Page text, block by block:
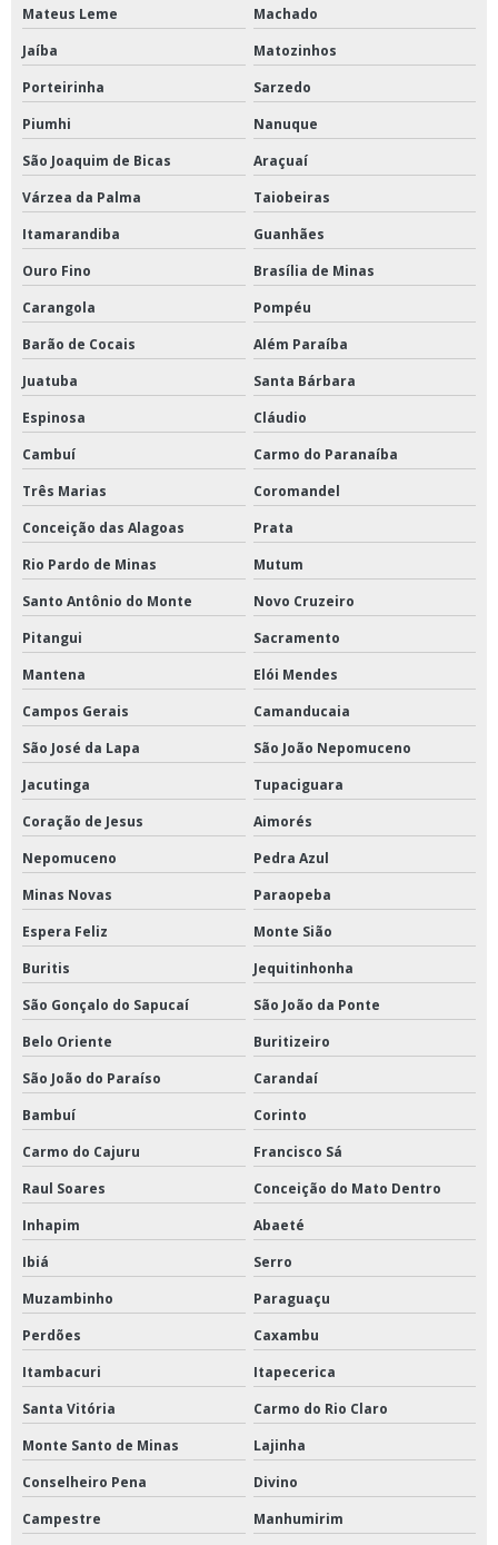
Mateus Leme
Machado
Jaíba
Matozinhos
Porteirinha
Sarzedo
Piumhi
Nanuque
São Joaquim de Bicas
Araçuaí
Várzea da Palma
Taiobeiras
Itamarandiba
Guanhães
Ouro Fino
Brasília de Minas
Carangola
Pompéu
Barão de Cocais
Além Paraíba
Juatuba
Santa Bárbara
Espinosa
Cláudio
Cambuí
Carmo do Paranaíba
Três Marias
Coromandel
Conceição das Alagoas
Prata
Rio Pardo de Minas
Mutum
Santo Antônio do Monte
Novo Cruzeiro
Pitangui
Sacramento
Mantena
Elói Mendes
Campos Gerais
Camanducaia
São José da Lapa
São João Nepomuceno
Jacutinga
Tupaciguara
Coração de Jesus
Aimorés
Nepomuceno
Pedra Azul
Minas Novas
Paraopeba
Espera Feliz
Monte Sião
Buritis
Jequitinhonha
São Gonçalo do Sapucaí
São João da Ponte
Belo Oriente
Buritizeiro
São João do Paraíso
Carandaí
Bambuí
Corinto
Carmo do Cajuru
Francisco Sá
Raul Soares
Conceição do Mato Dentro
Inhapim
Abaeté
Ibiá
Serro
Muzambinho
Paraguaçu
Perdões
Caxambu
Itambacuri
Itapecerica
Santa Vitória
Carmo do Rio Claro
Monte Santo de Minas
Lajinha
Conselheiro Pena
Divino
Campestre
Manhumirim